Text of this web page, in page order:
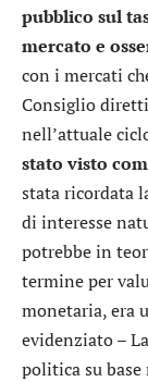
pubblico sul
mercato e
con i mercati
Consiglio
nell’attuale
stato visto
stata ricordata
di interesse
potrebbe in
termine per
monetaria, era
evidenziato –
politica su